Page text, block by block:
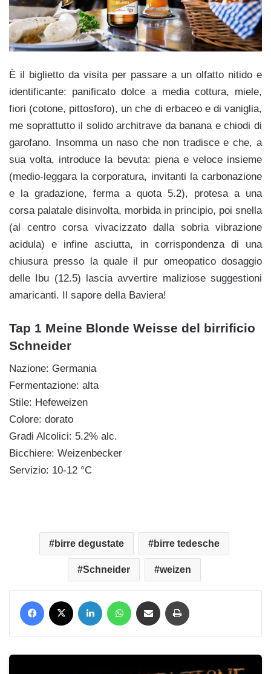
È il biglietto da visita per passare a un olfatto nitido e
identificante: panificato dolce a media cottura, miele,
fiori (cotone, pittosforo), un che di erbaceo e di vaniglia,
me soprattutto il solido architrave da banana e chiodi di
garofano. Insomma un naso che non tradisce e che, a
sua volta, introduce la bevuta: piena e veloce insieme
(medio-leggara la corporatura, invitanti la carbonazione
e la gradazione, ferma a quota 5.2), protesa a una
corsa palatale disinvolta, morbida in principio, poi snella
(al centro corsa vivacizzato dalla sobria vibrazione
acidula) e infine asciutta, in corrispondenza di una
chiusura presso la quale il pur omeopatico dosaggio
delle Ibu (12.5) lascia avvertire maliziose suggestioni
amaricanti. Il sapore della Baviera!
Tap 1 Meine Blonde Weisse del birrificio
Schneider
Nazione: Germania
Fermentazione: alta
Stile: Hefeweizen
Colore: dorato
Gradi Alcolici: 5.2% alc.
Bicchiere: Weizenbecker
Servizio: 10-12 °C
birre degustate birre tedesche
Schneider weizen
Facebook LinkedIn WhatsApp Condividi via mail